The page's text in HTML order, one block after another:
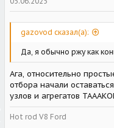
gazovod сказал(а):
Да, я обычно ржу как
Ага, относительно
отбора начали
узлов и агрегатов
Hot rod V8 Ford